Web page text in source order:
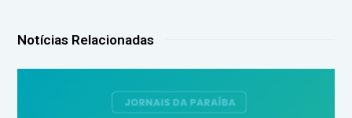
Notícias Relacionadas